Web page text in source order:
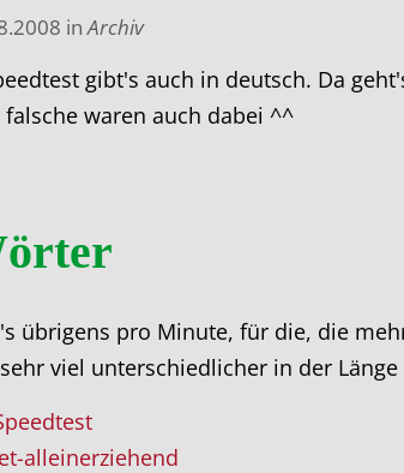
inArchiv
gibt's auch in deutsch. Da
waren auch dabei ^^
übrigens pro Minute, für die, die
viel unterschiedlicher in der
alleinerziehend